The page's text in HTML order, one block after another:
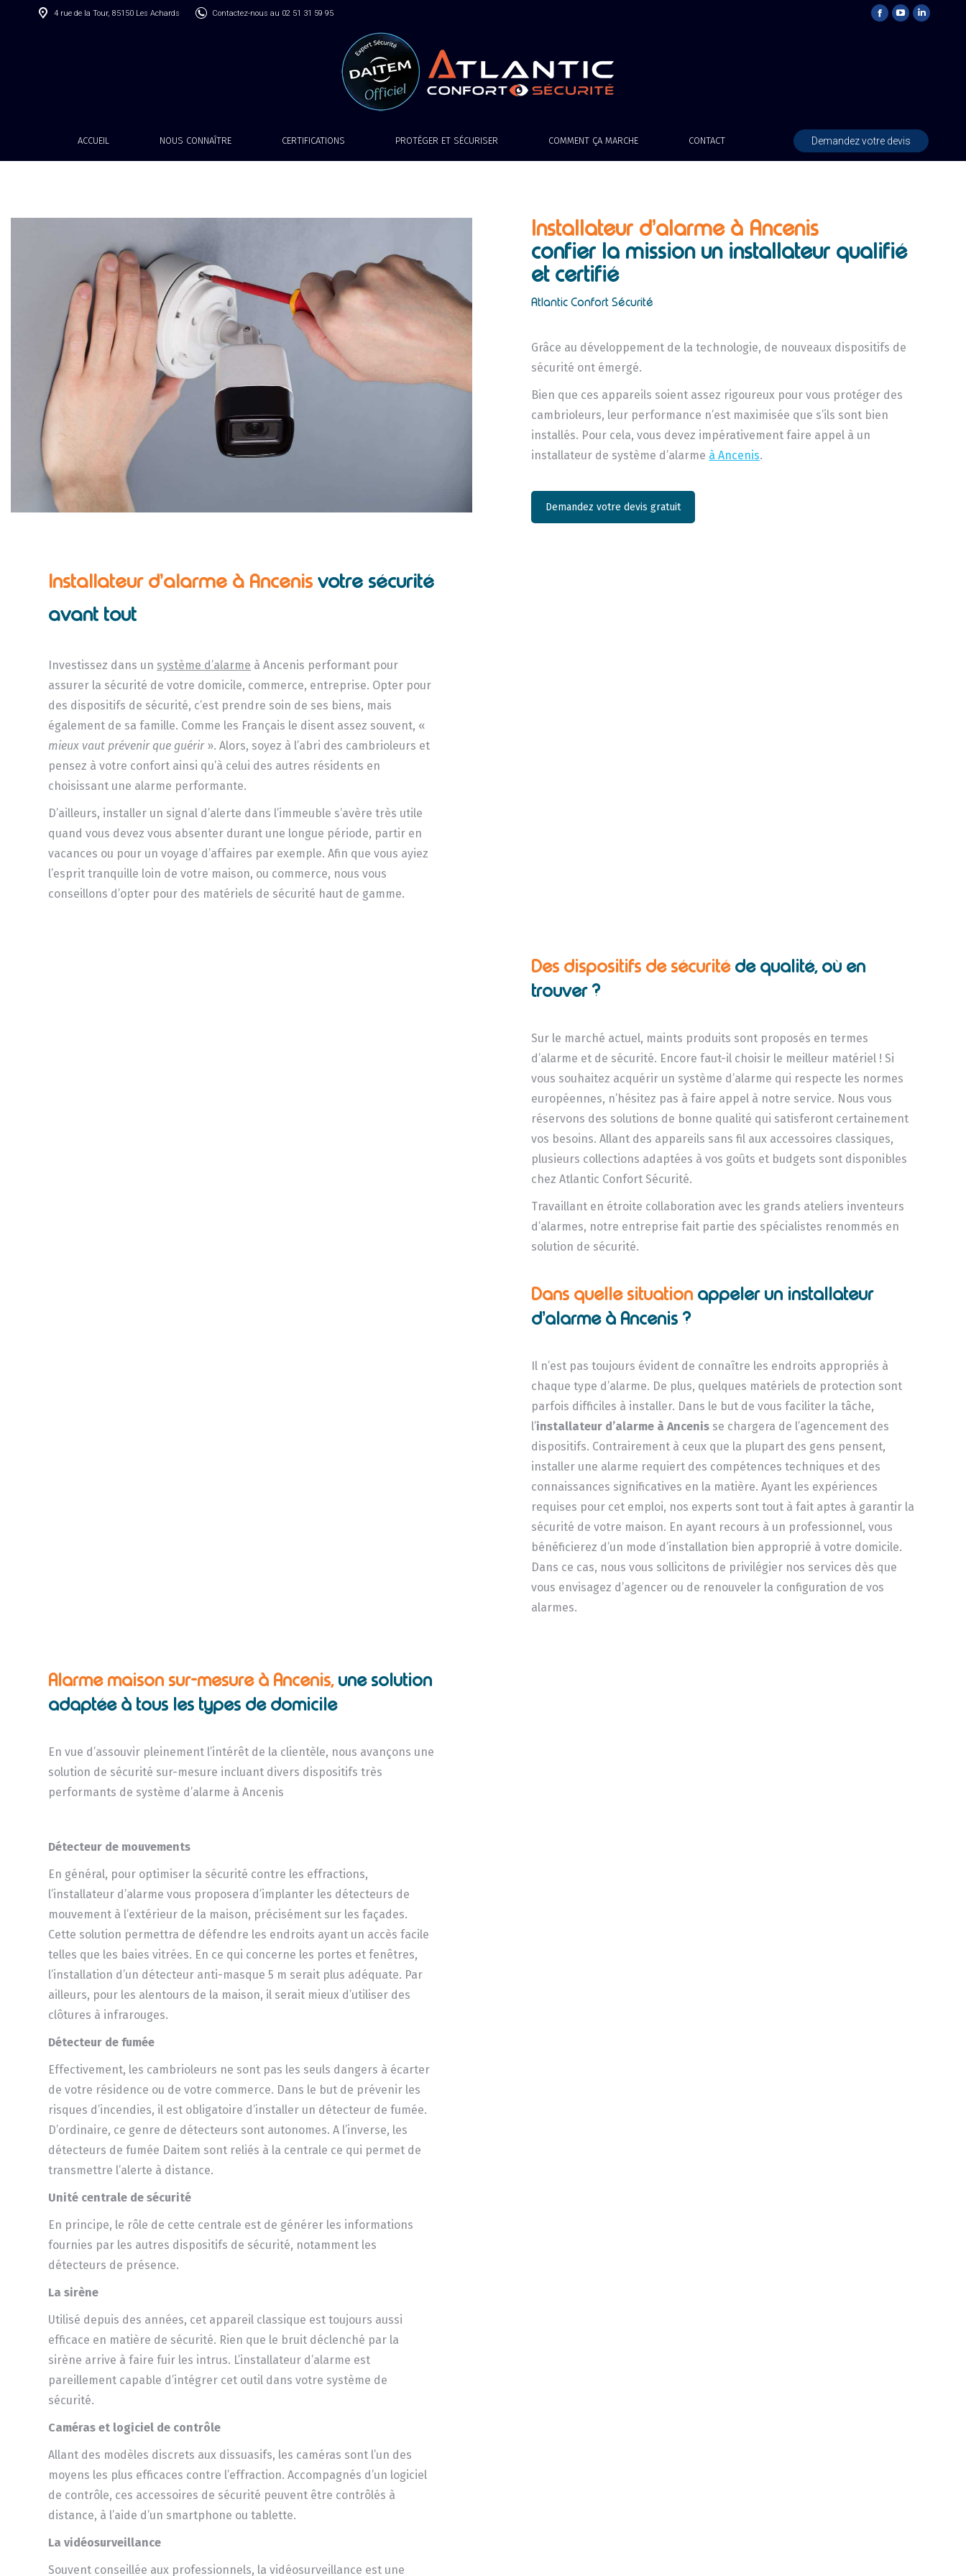
4 rue de la Tour, 85150 Les Achards Contactez-nous au 02 51 31 59 95
ACCUEIL NOUS CONNAÎTRE CERTIFICATIONS PROTÉGER ET SÉCURISER COMMENT ÇA MARCHE CONTACT Demandez votre devis
Installateur d’alarme à Ancenis
confier la mission un installateur qualifié
et certifié
Atlantic Confort Sécurité
Grâce au développement de la technologie, de nouveaux dispositifs de
sécurité ont émergé.
Bien que ces appareils soient assez rigoureux pour vous protéger des
cambrioleurs, leur performance n’est maximisée que s’ils sont bien
installés. Pour cela, vous devez impérativement faire appel à un
installateur de système d’alarme à Ancenis.
Demandez votre devis gratuit
Installateur d’alarme à Ancenisvotre sécurité
avant tout
Investissez dans un système d’alarme à Ancenis performant pour
assurer la sécurité de votre domicile, commerce, entreprise. Opter pour
des dispositifs de sécurité, c’est prendre soin de ses biens, mais
également de sa famille. Comme les Français le disent assez souvent, «
mieux vaut prévenir que guérir». Alors, soyez à l’abri des cambrioleurs et
pensez à votre confort ainsi qu’à celui des autres résidents en
choisissant une alarme performante.
D’ailleurs, installer un signal d’alerte dans l’immeuble s’avère très utile
quand vous devez vous absenter durant une longue période, partir en
vacances ou pour un voyage d’affaires par exemple. Afin que vous ayiez
l’esprit tranquille loin de votre maison, ou commerce, nous vous
conseillons d’opter pour des matériels de sécurité haut de gamme.
Des dispositifs de sécurité de qualité, où en
trouver ?
Sur le marché actuel, maints produits sont proposés en termes
d’alarme et de sécurité. Encore faut-il choisir le meilleur matériel ! Si
vous souhaitez acquérir un système d’alarme qui respecte les normes
européennes, n’hésitez pas à faire appel à notre service. Nous vous
réservons des solutions de bonne qualité qui satisferont certainement
vos besoins. Allant des appareils sans fil aux accessoires classiques,
plusieurs collections adaptées à vos goûts et budgets sont disponibles
chez Atlantic Confort Sécurité.
Travaillant en étroite collaboration avec les grands ateliers inventeurs
d’alarmes, notre entreprise fait partie des spécialistes renommés en
solution de sécurité.
Dans quelle situation appeler un installateur
d’alarme à Ancenis ?
Il n’est pas toujours évident de connaître les endroits appropriés à
chaque type d’alarme. De plus, quelques matériels de protection sont
parfois difficiles à installer. Dans le but de vous faciliter la tâche,
l’installateur d’alarme à Ancenis se chargera de l’agencement des
dispositifs. Contrairement à ceux que la plupart des gens pensent,
installer une alarme requiert des compétences techniques et des
connaissances significatives en la matière. Ayant les expériences
requises pour cet emploi, nos experts sont tout à fait aptes à garantir la
sécurité de votre maison. En ayant recours à un professionnel, vous
bénéficierez d’un mode d’installation bien approprié à votre domicile.
Dans ce cas, nous vous sollicitons de privilégier nos services dès que
vous envisagez d’agencer ou de renouveler la configuration de vos
alarmes.
Alarme maison sur-mesure à Ancenis, une solution
adaptée à tous les types de domicile
En vue d’assouvir pleinement l’intérêt de la clientèle, nous avançons une
solution de sécurité sur-mesure incluant divers dispositifs très
performants de système d’alarme à Ancenis
Détecteur de mouvements
En général, pour optimiser la sécurité contre les effractions,
l’installateur d’alarme vous proposera d’implanter les détecteurs de
mouvement à l’extérieur de la maison, précisément sur les façades.
Cette solution permettra de défendre les endroits ayant un accès facile
telles que les baies vitrées. En ce qui concerne les portes et fenêtres,
l’installation d’un détecteur anti-masque 5 m serait plus adéquate. Par
ailleurs, pour les alentours de la maison, il serait mieux d’utiliser des
clôtures à infrarouges.
Détecteur de fumée
Effectivement, les cambrioleurs ne sont pas les seuls dangers à écarter
de votre résidence ou de votre commerce. Dans le but de prévenir les
risques d’incendies, il est obligatoire d’installer un détecteur de fumée.
D’ordinaire, ce genre de détecteurs sont autonomes. A l’inverse, les
détecteurs de fumée Daitem sont reliés à la centrale ce qui permet de
transmettre l’alerte à distance.
Unité centrale de sécurité
En principe, le rôle de cette centrale est de générer les informations
fournies par les autres dispositifs de sécurité, notamment les
détecteurs de présence.
La sirène
Utilisé depuis des années, cet appareil classique est toujours aussi
efficace en matière de sécurité. Rien que le bruit déclenché par la
sirène arrive à faire fuir les intrus. L’installateur d’alarme est
pareillement capable d’intégrer cet outil dans votre système de
sécurité.
Caméras et logiciel de contrôle
Allant des modèles discrets aux dissuasifs, les caméras sont l’un des
moyens les plus efficaces contre l’effraction. Accompagnés d’un logiciel
de contrôle, ces accessoires de sécurité peuvent être contrôlés à
distance, à l’aide d’un smartphone ou tablette.
La vidéosurveillance
Souvent conseillée aux professionnels, la vidéosurveillance est une